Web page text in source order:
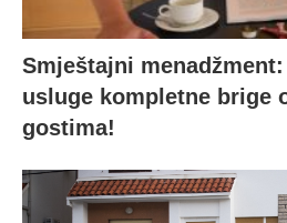
Smještajni
usluge kompletne brige
gostima!